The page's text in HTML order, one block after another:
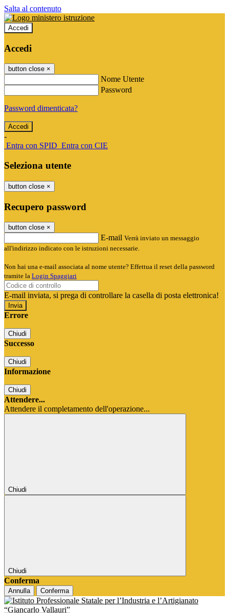
Salta al contenuto
Accedi
Accedi
button close ×
Nome Utente
Password
Password dimenticata?
-
Entra con SPID Entra con CIE
Seleziona utente
button close ×
Recupero password
button close ×
E-mail Verrà inviato un messaggio
all'indirizzo indicato con le istruzioni necessarie.
Non hai una e-mail associata al nome utente? Effettua il reset della password
tramite la Login Spaggiari
E-mail inviata, si prega di controllare la casella di posta elettronica!
Errore
Chiudi
Successo
Chiudi
Informazione
Chiudi
Attendere...
Attendere il completamento dell'operazione...
Chiudi
Chiudi
Conferma
Annulla Conferma